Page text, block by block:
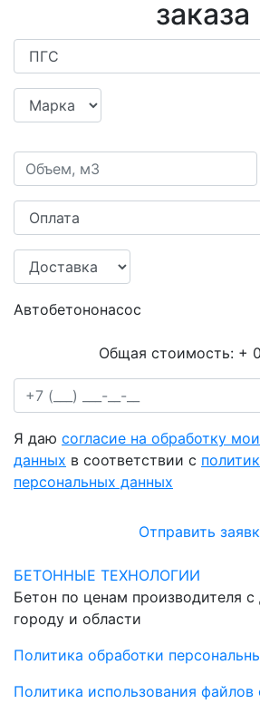
заказа
Автобетононасос
Общая стоимость: +
Я даю согласие на обработку
данных в соответствии с
персональных данных
Отправить
БЕТОННЫЕ ТЕХНОЛОГИИ
Бетон по ценам производителя с
городу и области
Политика обработки
Политика использования файлов